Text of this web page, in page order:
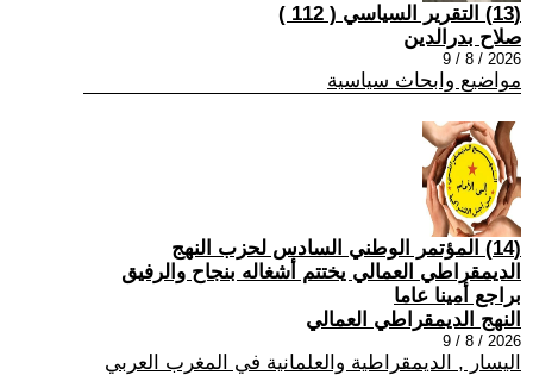
(13) التقرير السياسي ( 112 )
صلاح بدرالدين
2026 / 8 / 9
مواضيع وابحاث سياسية
(14) المؤتمر الوطني السادس لحزب النهج
الديمقراطي العمالي يختتم أشغاله بنجاح والرفيق
براجع أمينا عاما
النهج الديمقراطي العمالي
2026 / 8 / 9
اليسار , الديمقراطية والعلمانية في المغرب العربي